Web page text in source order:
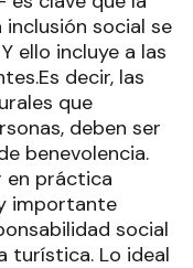
social se
ello incluye a las
decir, las
que
deben ser
benevolencia.
en práctica
importante
social
turística. Lo ideal